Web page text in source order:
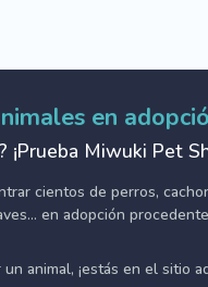
en
¡Prueba Miwuki Pet
cientos de perros,
en adopción
animal, ¡estás en el sitio